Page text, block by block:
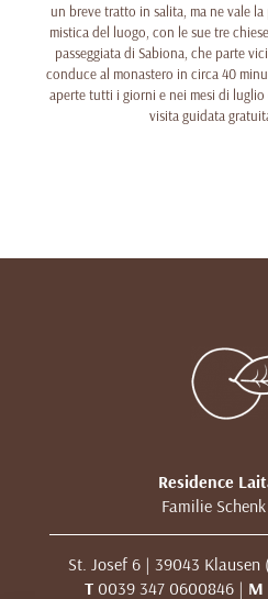
un breve tratto in salita, ma ne vale la
mistica del luogo, con le sue tre
passeggiata di Sabiona, che parte
conduce al monastero in circa 40
aperte tutti i giorni e nei mesi di luglio
visita guidata
Residence
Familie
St. Josef 6 | 39043
T0039 347 0600846 | M